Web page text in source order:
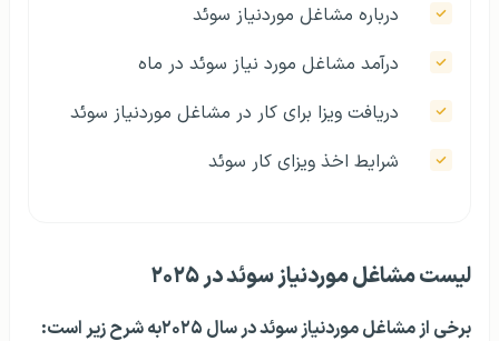
درباره مشاغل موردنیاز سوئد
درآمد مشاغل مورد نیاز سوئد در ماه
دریافت ویزا برای کار در مشاغل موردنیاز سوئد
شرایط اخذ ویزای کار سوئد
لیست مشاغل موردنیاز سوئد در ۲۰۲۵
برخی از مشاغل موردنیاز سوئد در سال ۲۰۲۵به شرح زیر است: